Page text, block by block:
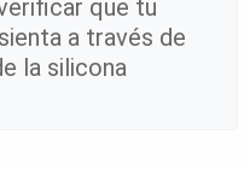
que tu
a través de
la silicona